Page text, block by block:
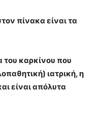
πίνακα είναι τα
του καρκίνου που
ιατρική, η
είναι απόλυτα